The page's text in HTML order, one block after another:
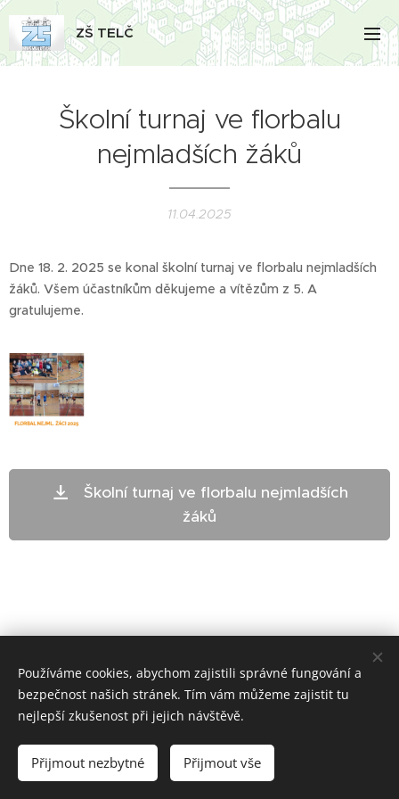
ZŠ TELČ
Školní turnaj ve florbalu
nejmladších žáků
11.04.2025
Dne 18. 2. 2025 se konal školní turnaj ve florbalu nejmladších
žáků. Všem účastníkům děkujeme a vítězům z 5. A
gratulujeme.
Školní turnaj ve florbalu nejmladších
žáků
ZŠ Telč - bloxx.cz
Používáme cookies, abychom zajistili správné fungování a
bezpečnost našich stránek. Tím vám můžeme zajistit tu
nejlepší zkušenost při jejich návštěvě.
Přijmout nezbytné Přijmout vše